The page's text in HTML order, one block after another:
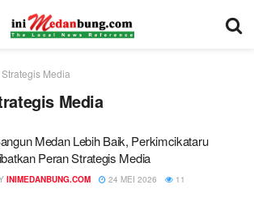
Media
Media
Medan Lebih Baik, Perkimcikataru
Peran Strategis Media
INIMEDANBUNG.COM 24 MEI 2026 11